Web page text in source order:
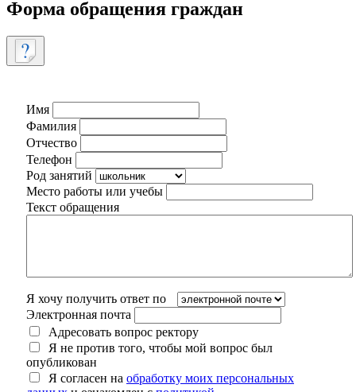
Форма обращения граждан
Имя
Фамилия
Отчество
Телефон
Род занятий
Место работы или учебы
Текст обращения
Я хочу получить ответ по
Электронная почта
Адресовать вопрос ректору
Я не против того, чтобы мой вопрос был
опубликован
Я согласен на обработку моих персональных